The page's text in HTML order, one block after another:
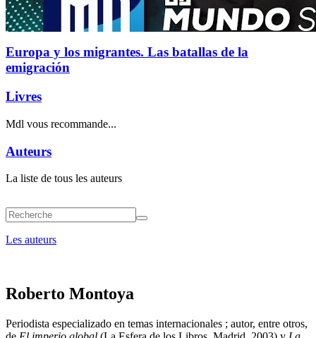
Europa y los migrantes. Las batallas de la
emigración
Livres
Mdl vous recommande...
Auteurs
La liste de tous les auteurs
Les auteurs
Roberto Montoya
Periodista especializado en temas internacionales ; autor, entre otros,